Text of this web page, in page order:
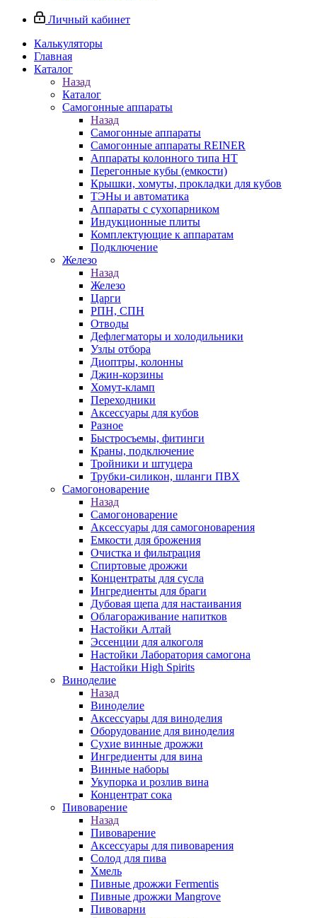
Личный кабинет
Калькуляторы
Главная
Каталог
Назад
Каталог
Самогонные аппараты
Назад
Самогонные аппараты
Самогонные аппараты REINER
Аппараты колонного типа НТ
Перегонные кубы (емкости)
Крышки, хомуты, прокладки для кубов
ТЭНы и автоматика
Аппараты с сухопарником
Индукционные плиты
Комплектующие к аппаратам
Подключение
Железо
Назад
Железо
Царги
РПН, СПН
Отводы
Дефлегматоры и холодильники
Узлы отбора
Диоптры, колонны
Джин-корзины
Хомут-кламп
Переходники
Аксессуары для кубов
Разное
Быстросъемы, фитинги
Краны, подключение
Тройники и штуцера
Трубки-силикон, шланги ПВХ
Самогоноварение
Назад
Самогоноварение
Аксессуары для самогоноварения
Емкости для брожения
Очистка и фильтрация
Спиртовые дрожжи
Концентраты для сусла
Ингредиенты для браги
Дубовая щепа для настаивания
Облагораживание напитков
Настойки Алтай
Эссенции для алкоголя
Настойки Лаборатория самогона
Настойки High Spirits
Виноделие
Назад
Виноделие
Аксессуары для виноделия
Оборудование для виноделия
Сухие винные дрожжи
Ингредиенты для вина
Винные наборы
Укупорка и розлив вина
Концентрат сока
Пивоварение
Назад
Пивоварение
Аксессуары для пивоварения
Солод для пива
Хмель
Пивные дрожжи Fermentis
Пивные дрожжи Mangrove
Пивоварни